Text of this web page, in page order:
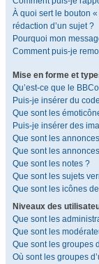
À quoi sert le bouton
rédaction d’un sujet ?
Pourquoi mon
Comment puis-je
Mise en forme et
Qu’est-ce que le
Puis-je insérer du
Que sont les
Puis-je insérer des
Que sont les
Que sont les
Que sont les notes ?
Que sont les sujets
Que sont les icônes
Niveaux des
Que sont les
Que sont les
Que sont les groupes
Où sont les groupes